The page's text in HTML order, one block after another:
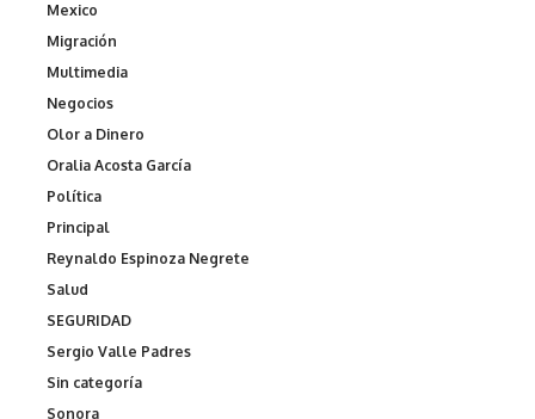
Mexico
Migración
Multimedia
Negocios
Olor a Dinero
Oralia Acosta García
Política
Principal
Reynaldo Espinoza Negrete
Salud
SEGURIDAD
Sergio Valle Padres
Sin categoría
Sonora